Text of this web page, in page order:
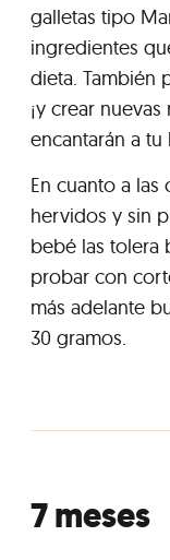
galletas tipo
ingredientes
dieta. También
¡y crear
encantarán a tu
En cuanto a
hervidos y sin
bebé las tolera
probar con
más adelante
30 gramos.
7 meses